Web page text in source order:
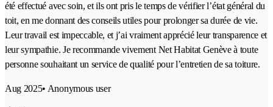
été effectué avec soin, et ils ont pris le temps de vérifier l’état général du
toit, en me donnant des conseils utiles pour prolonger sa durée de vie.
Leur travail est impeccable, et j’ai vraiment apprécié leur transparence et
leur sympathie. Je recommande vivement Net Habitat Genève à toute
personne souhaitant un service de qualité pour l’entretien de sa toiture.
Aug 2025• Anonymous user